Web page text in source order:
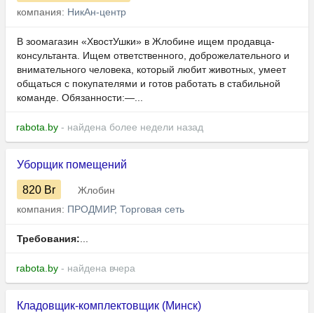
компания: НикАн-центр
В зоомагазин «ХвостУшки» в Жлобине ищем продавца-
консультанта. Ищем ответственного, доброжелательного и
внимательного человека, который любит животных, умеет
общаться с покупателями и готов работать в стабильной
команде. Обязанности:—...
rabota.by - найдена более недели назад
Уборщик помещений
820 Br
Жлобин
компания: ПРОДМИР, Торговая сеть
Требования:...
rabota.by - найдена вчера
Кладовщик-комплектовщик (Минск)